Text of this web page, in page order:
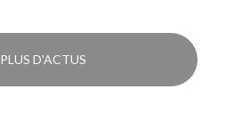
PLUS D'ACTUS